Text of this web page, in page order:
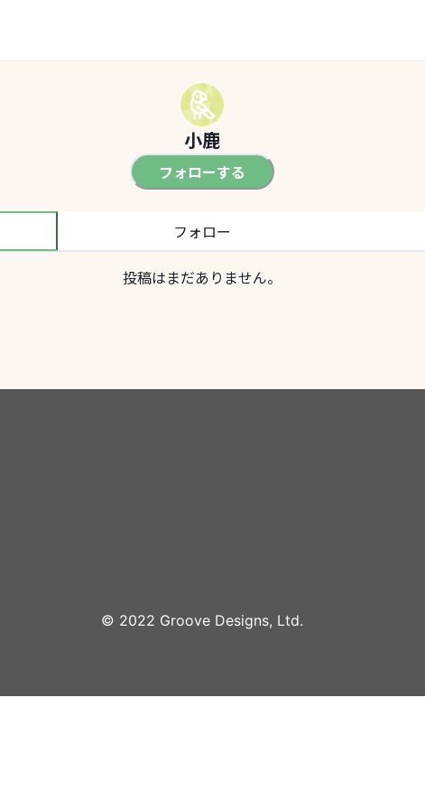
小鹿
フォローする
フォロー
投稿はまだありません。
©︎ 2022 Groove Designs, Ltd.